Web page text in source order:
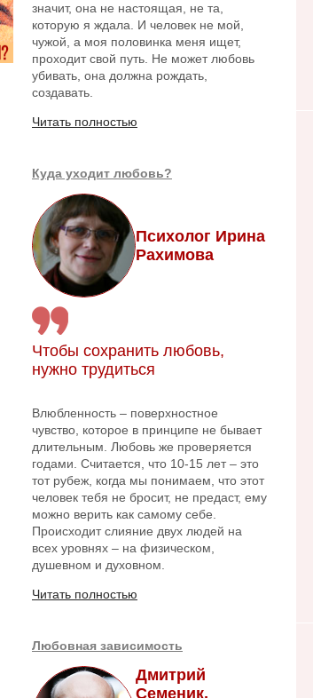
значит, она не настоящая, не та,
которую я ждала. И человек не мой,
чужой, а моя половинка меня ищет,
проходит свой путь. Не может любовь
убивать, она должна рождать,
создавать.
Читать полностью
Куда уходит любовь?
Психолог Ирина
Рахимова
Чтобы сохранить любовь,
нужно трудиться
Влюбленность – поверхностное
чувство, которое в принципе не бывает
длительным. Любовь же проверяется
годами. Считается, что 10-15 лет – это
тот рубеж, когда мы понимаем, что этот
человек тебя не бросит, не предаст, ему
можно верить как самому себе.
Происходит слияние двух людей на
всех уровнях – на физическом,
душевном и духовном.
Читать полностью
Любовная зависимость
Дмитрий
Семеник,